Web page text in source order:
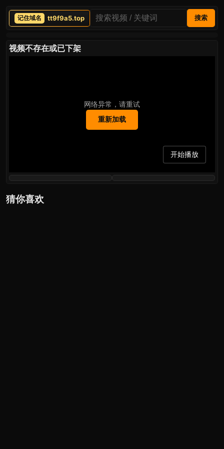
tt9f9a5.top 搜索
视频不存在或已下架
网络异常，请重试
重新加载
开始播放
猜你喜欢